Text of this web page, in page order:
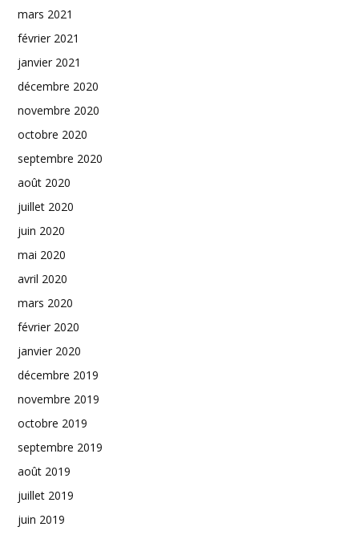
mars 2021
février 2021
janvier 2021
décembre 2020
novembre 2020
octobre 2020
septembre 2020
août 2020
juillet 2020
juin 2020
mai 2020
avril 2020
mars 2020
février 2020
janvier 2020
décembre 2019
novembre 2019
octobre 2019
septembre 2019
août 2019
juillet 2019
juin 2019